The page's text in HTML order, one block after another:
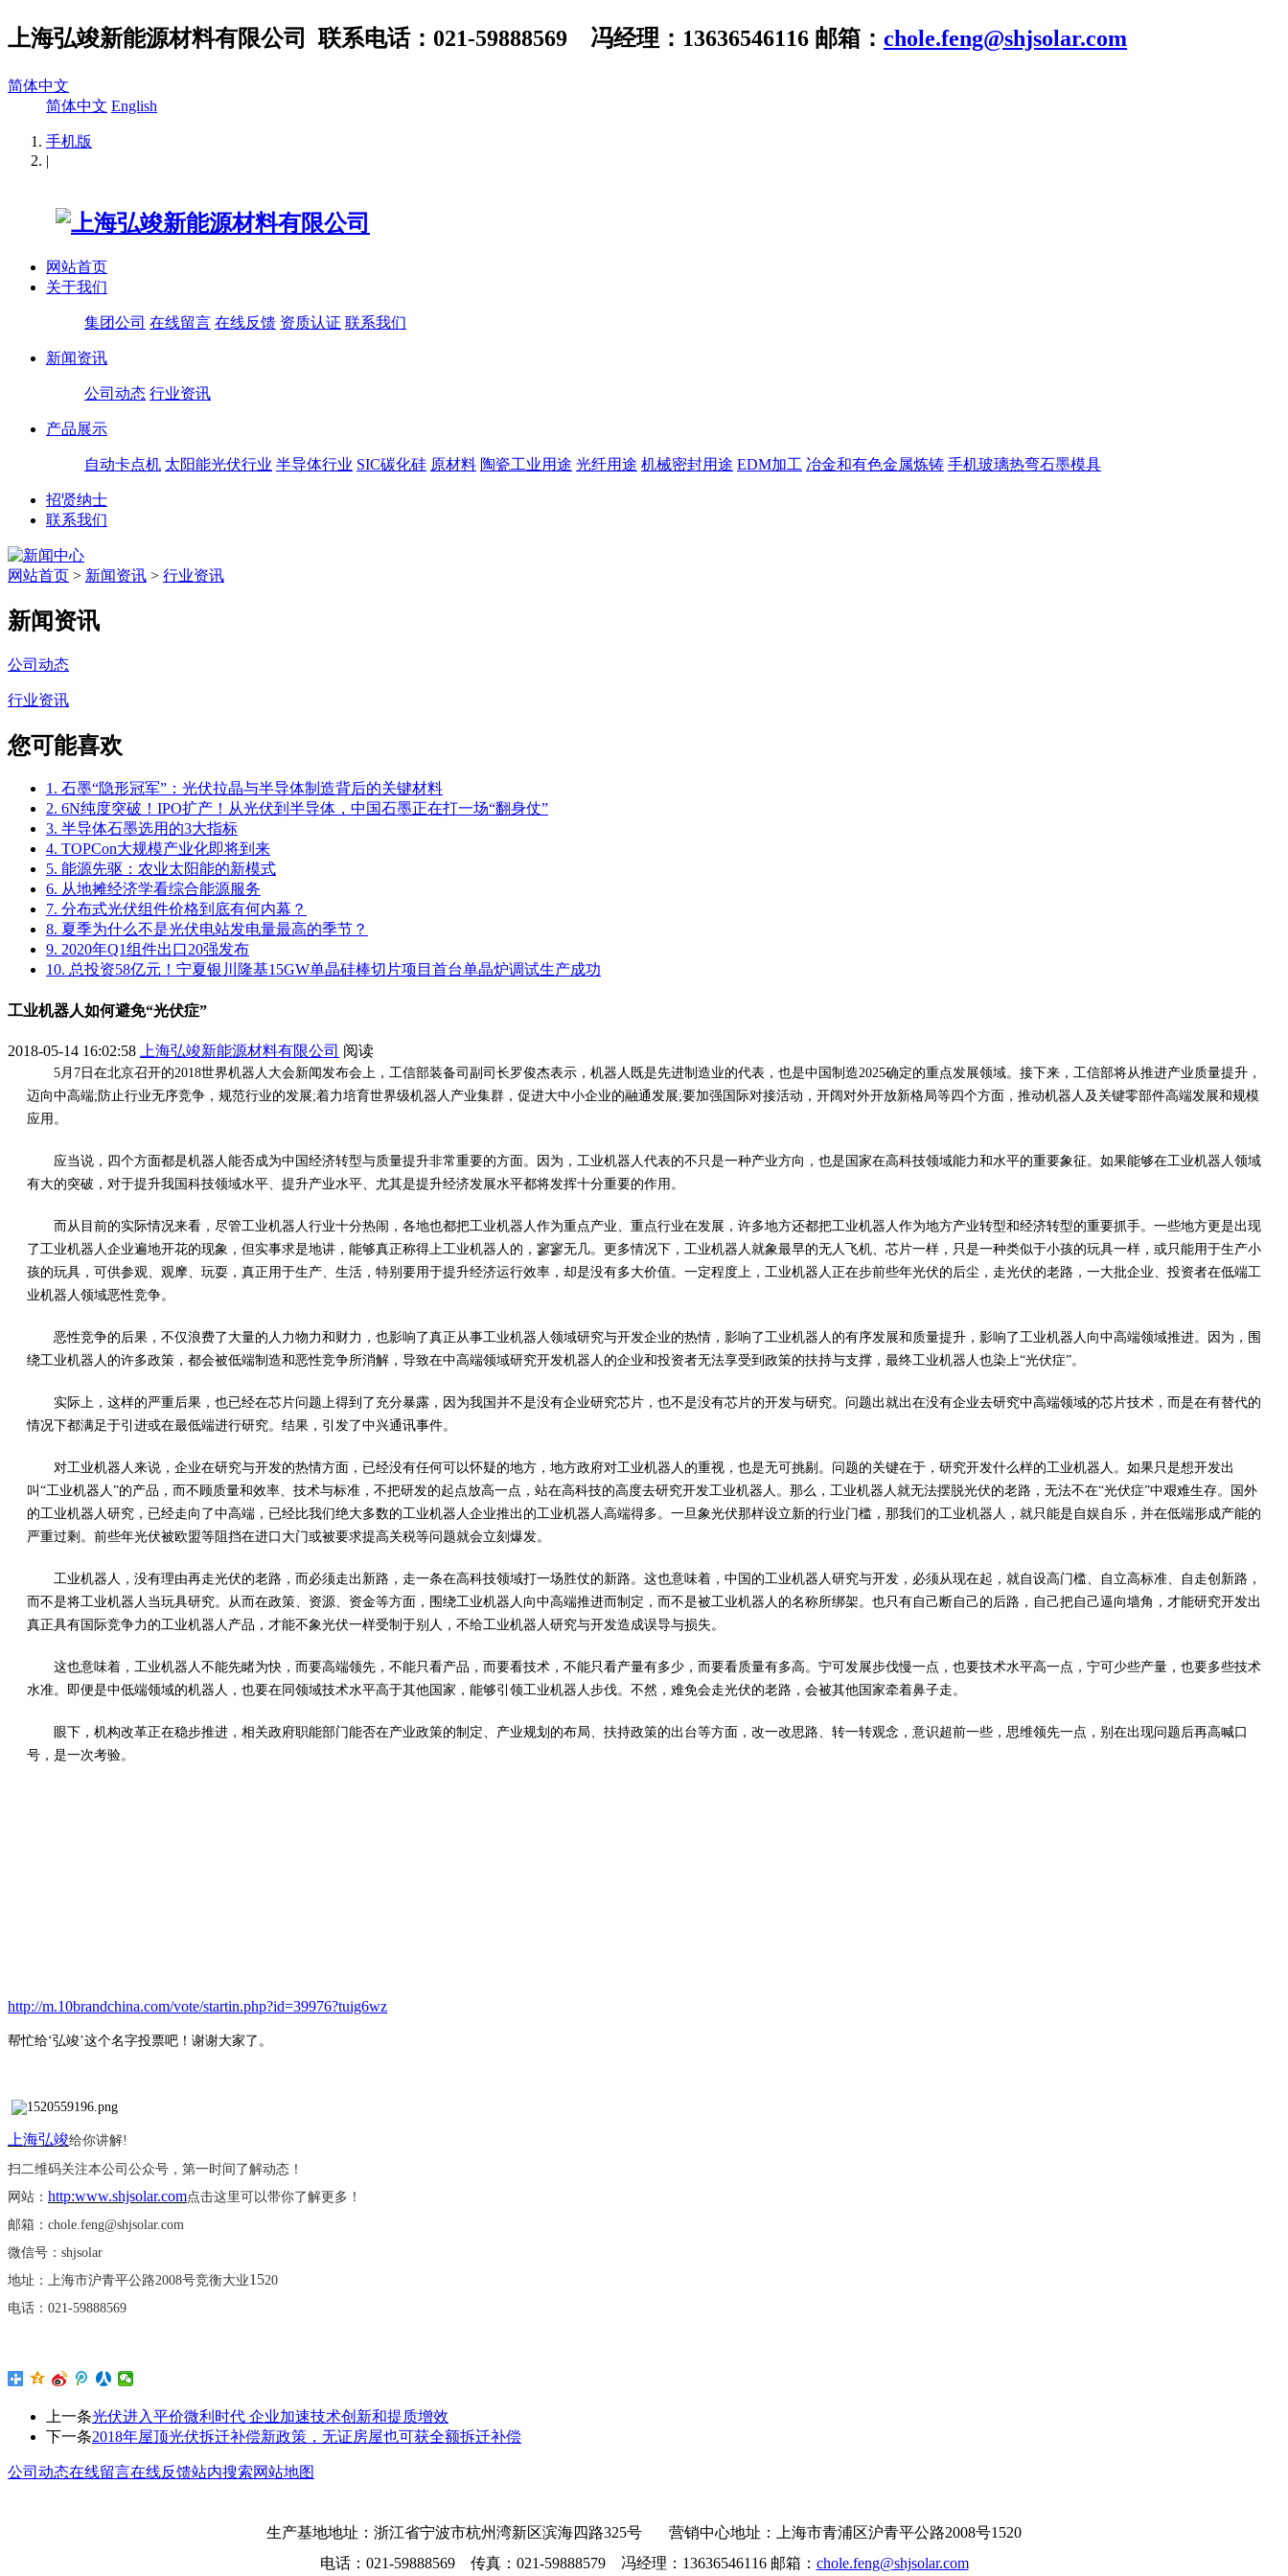
上海弘竣新能源材料有限公司 联系电话：021-59888569 冯经理：13636546116 邮箱： chole.feng@shjsolar.com
简体中文
简体中文 English
手机版
|
网站首页
关于我们
集团公司 在线留言 在线反馈 资质认证 联系我们
新闻资讯
公司动态 行业资讯
产品展示
自动卡点机 太阳能光伏行业 半导体行业 SIC碳化硅 原材料 陶瓷工业用途 光纤用途 机械密封用途 EDM加工 冶金和有色金属炼铸 手机玻璃热弯石墨模具
招贤纳士
联系我们
网站首页 > 新闻资讯 > 行业资讯
新闻资讯
公司动态
行业资讯
您可能喜欢
1. 石墨“隐形冠军”：光伏拉晶与半导体制造背后的关键材料
2. 6N纯度突破！IPO扩产！从光伏到半导体，中国石墨正在打一场“翻身仗”
3. 半导体石墨选用的3大指标
4. TOPCon大规模产业化即将到来
5. 能源先驱：农业太阳能的新模式
6. 从地摊经济学看综合能源服务
7. 分布式光伏组件价格到底有何内幕？
8. 夏季为什么不是光伏电站发电量最高的季节？
9. 2020年Q1组件出口20强发布
10. 总投资58亿元！宁夏银川隆基15GW单晶硅棒切片项目首台单晶炉调试生产成功
工业机器人如何避免“光伏症”
2018-05-14 16:02:58 上海弘竣新能源材料有限公司 阅读
5月7日在北京召开的2018世界机器人大会新闻发布会上，工信部装备司副司长罗俊杰表示，机器人既是先进制造业的代表，也是中国制造2025确定的重点发展领域。接下来，工信部将从推进产业质量提升，
迈向中高端;防止行业无序竞争，规范行业的发展;着力培育世界级机器人产业集群，促进大中小企业的融通发展;要加强国际对接活动，开阔对外开放新格局等四个方面，推动机器人及关键零部件高端发展和规模
应用。
应当说，四个方面都是机器人能否成为中国经济转型与质量提升非常重要的方面。因为，工业机器人代表的不只是一种产业方向，也是国家在高科技领域能力和水平的重要象征。如果能够在工业机器人领域
有大的突破，对于提升我国科技领域水平、提升产业水平、尤其是提升经济发展水平都将发挥十分重要的作用。
而从目前的实际情况来看，尽管工业机器人行业十分热闹，各地也都把工业机器人作为重点产业、重点行业在发展，许多地方还都把工业机器人作为地方产业转型和经济转型的重要抓手。一些地方更是出现
了工业机器人企业遍地开花的现象，但实事求是地讲，能够真正称得上工业机器人的，寥寥无几。更多情况下，工业机器人就象最早的无人飞机、芯片一样，只是一种类似于小孩的玩具一样，或只能用于生产小
孩的玩具，可供参观、观摩、玩耍，真正用于生产、生活，特别要用于提升经济运行效率，却是没有多大价值。一定程度上，工业机器人正在步前些年光伏的后尘，走光伏的老路，一大批企业、投资者在低端工
业机器人领域恶性竞争。
恶性竞争的后果，不仅浪费了大量的人力物力和财力，也影响了真正从事工业机器人领域研究与开发企业的热情，影响了工业机器人的有序发展和质量提升，影响了工业机器人向中高端领域推进。因为，围
绕工业机器人的许多政策，都会被低端制造和恶性竞争所消解，导致在中高端领域研究开发机器人的企业和投资者无法享受到政策的扶持与支撑，最终工业机器人也染上“光伏症”。
实际上，这样的严重后果，也已经在芯片问题上得到了充分暴露，因为我国并不是没有企业研究芯片，也不是没有芯片的开发与研究。问题出就出在没有企业去研究中高端领域的芯片技术，而是在有替代的
情况下都满足于引进或在最低端进行研究。结果，引发了中兴通讯事件。
对工业机器人来说，企业在研究与开发的热情方面，已经没有任何可以怀疑的地方，地方政府对工业机器人的重视，也是无可挑剔。问题的关键在于，研究开发什么样的工业机器人。如果只是想开发出
叫“工业机器人”的产品，而不顾质量和效率、技术与标准，不把研发的起点放高一点，站在高科技的高度去研究开发工业机器人。那么，工业机器人就无法摆脱光伏的老路，无法不在“光伏症”中艰难生存。国外
的工业机器人研究，已经走向了中高端，已经比我们绝大多数的工业机器人企业推出的工业机器人高端得多。一旦象光伏那样设立新的行业门槛，那我们的工业机器人，就只能是自娱自乐，并在低端形成产能的
严重过剩。前些年光伏被欧盟等阻挡在进口大门或被要求提高关税等问题就会立刻爆发。
工业机器人，没有理由再走光伏的老路，而必须走出新路，走一条在高科技领域打一场胜仗的新路。这也意味着，中国的工业机器人研究与开发，必须从现在起，就自设高门槛、自立高标准、自走创新路，
而不是将工业机器人当玩具研究。从而在政策、资源、资金等方面，围绕工业机器人向中高端推进而制定，而不是被工业机器人的名称所绑架。也只有自己断自己的后路，自己把自己逼向墙角，才能研究开发出
真正具有国际竞争力的工业机器人产品，才能不象光伏一样受制于别人，不给工业机器人研究与开发造成误导与损失。
这也意味着，工业机器人不能先睹为快，而要高端领先，不能只看产品，而要看技术，不能只看产量有多少，而要看质量有多高。宁可发展步伐慢一点，也要技术水平高一点，宁可少些产量，也要多些技术
水准。即便是中低端领域的机器人，也要在同领域技术水平高于其他国家，能够引领工业机器人步伐。不然，难免会走光伏的老路，会被其他国家牵着鼻子走。
眼下，机构改革正在稳步推进，相关政府职能部门能否在产业政策的制定、产业规划的布局、扶持政策的出台等方面，改一改思路、转一转观念，意识超前一些，思维领先一点，别在出现问题后再高喊口
号，是一次考验。
http://m.10brandchina.com/vote/startin.php?id=39976?tuig6wz
帮忙给‘弘竣’这个名字投票吧！谢谢大家了。
上海弘竣给你讲解!
扫二维码关注本公司公众号，第一时间了解动态！
网站： http:www.shjsolar.com点击这里可以带你了解更多！
邮箱： chole.feng@shjsolar.com
微信号： shjsolar
地址：上海市沪青平公路2008号竞衡大业1520
电话： 021-59888569
上一条光伏进入平价微利时代 企业加速技术创新和提质增效
下一条2018年屋顶光伏拆迁补偿新政策，无证房屋也可获全额拆迁补偿
公司动态在线留言在线反馈站内搜索网站地图
生产基地地址：浙江省宁波市杭州湾新区滨海四路325号 营销中心地址：上海市青浦区沪青平公路2008号1520
电话：021-59888569 传真：021-59888579 冯经理：13636546116 邮箱： chole.feng@shjsolar.com